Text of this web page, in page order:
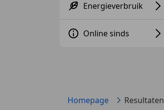
Energieverbruik
Online sinds
Homepage Resultaten